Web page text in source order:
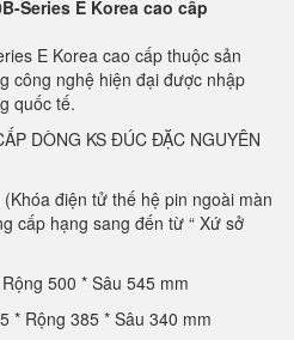
E Korea cao cấp thuộc sản
công nghệ hiện đại được nhập
quốc tế.
DÒNG KS ĐÚC ĐẶC NGUYÊN
điện tử thế hệ pin ngoài màn
cấp hạng sang đến từ “ Xứ sở
500 * Sâu 545 mm
* Rộng 385 * Sâu 340 mm